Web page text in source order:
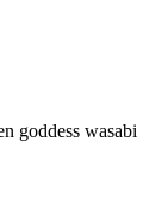
goddess wasabi